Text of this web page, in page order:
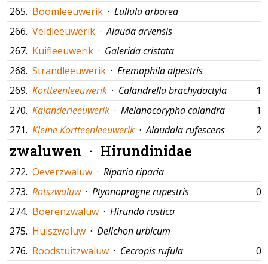
265. Boomleeuwerik · Lullula arborea
266. Veldleeuwerik ·Alauda arvensis
267. Kuifleeuwerik · Galerida cristata
268. Strandleeuwerik · Eremophila alpestris
269. Kortteenleeuwerik · Calandrella brachydactyla
270. Kalanderleeuwerik · Melanocorypha calandra
271. Kleine Kortteenleeuwerik ·Alaudala rufescens
zwaluwen · Hirundinidae
272. Oeverzwaluw · Riparia riparia
273. Rotszwaluw · Ptyonoprogne rupestris
274. Boerenzwaluw · Hirundo rustica
275. Huiszwaluw · Delichon urbicum
276. Roodstuitzwaluw · Cecropis rufula